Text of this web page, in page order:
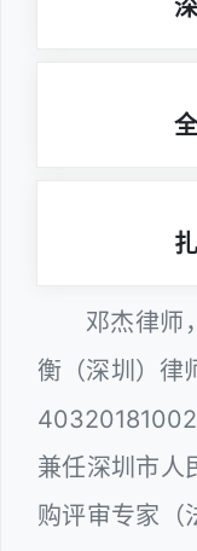
邓杰律师
衡（深圳）律
兼任深圳市人
购评审专家（